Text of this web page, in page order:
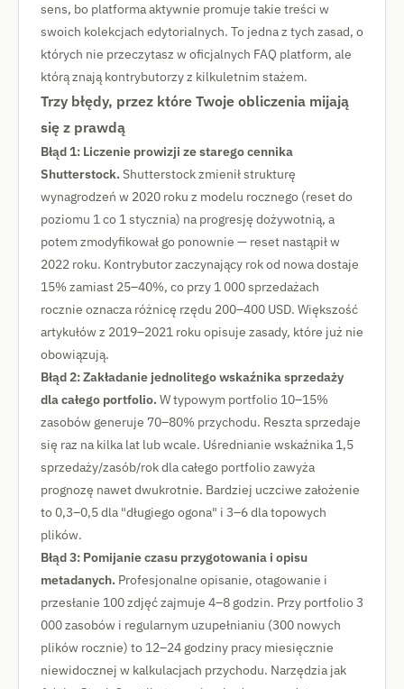
sens, bo platforma aktywnie promuje takie treści w
swoich kolekcjach edytorialnych. To jedna z tych zasad, o
których nie przeczytasz w oficjalnych FAQ platform, ale
którą znają kontrybutorzy z kilkuletnim stażem.
Trzy błędy, przez które Twoje obliczenia mijają
się z prawdą
Błąd 1: Liczenie prowizji ze starego cennika
Shutterstock.Shutterstock zmienił strukturę
wynagrodzeń w 2020 roku z modelu rocznego (reset do
poziomu 1 co 1 stycznia) na progresję dożywotnią, a
potem zmodyfikował go ponownie — reset nastąpił w
2022 roku. Kontrybutor zaczynający rok od nowa dostaje
15% zamiast 25–40%, co przy 1 000 sprzedażach
rocznie oznacza różnicę rzędu 200–400 USD. Większość
artykułów z 2019–2021 roku opisuje zasady, które już nie
obowiązują.
Błąd 2: Zakładanie jednolitego wskaźnika sprzedaży
dla całego portfolio.W typowym portfolio 10–15%
zasobów generuje 70–80% przychodu. Reszta sprzedaje
się raz na kilka lat lub wcale. Uśrednianie wskaźnika 1,5
sprzedaży/zasób/rok dla całego portfolio zawyża
prognozę nawet dwukrotnie. Bardziej uczciwe założenie
to 0,3–0,5 dla "długiego ogona" i 3–6 dla topowych
plików.
Błąd 3: Pomijanie czasu przygotowania i opisu
metadanych. Profesjonalne opisanie, otagowanie i
przesłanie 100 zdjęć zajmuje 4–8 godzin. Przy portfolio 3
000 zasobów i regularnym uzupełnianiu (300 nowych
plików rocznie) to 12–24 godziny pracy miesięcznie
niewidocznej w kalkulacjach przychodu. Narzędzia jak